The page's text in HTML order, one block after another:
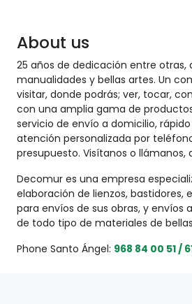
About us
25 años de dedicación entre otras,
manualidades y bellas artes. Un
visitar, donde podrás; ver, tocar,
con una amplia gama de
servicio de envío a domicilio,
atención personalizada por
presupuesto. Visítanos o llámanos,
Decomur es una empresa
elaboración de lienzos, bastidores,
para envíos de sus obras, y envíos
de todo tipo de materiales de
Phone Santo Ángel: 968 84 00 51 /